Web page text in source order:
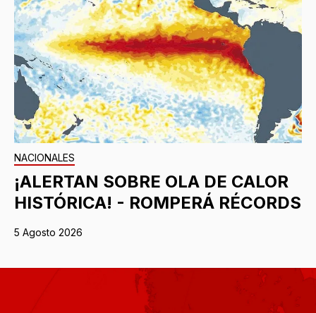
NACIONALES
¡ALERTAN SOBRE OLA DE CALOR
HISTÓRICA! - ROMPERÁ RÉCORDS
5 Agosto 2026